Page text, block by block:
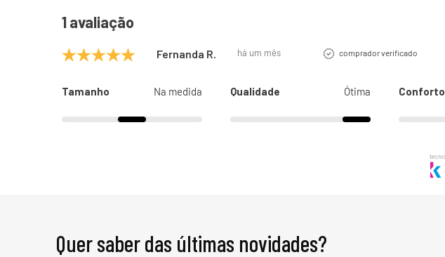
1 avaliação
Fernanda R. há um mês comprador verificado
Tamanho Na medida Qualidade Ótima Conforto
Quer saber das últimas novidades?